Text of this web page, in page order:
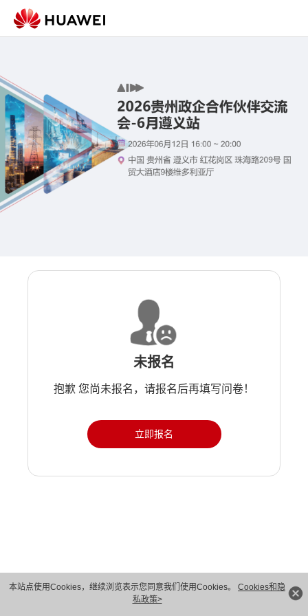
本站点使用Cookies，继续浏览表示您同意我们使用Cookies。 Cookies和隐
私政策>
未报名
抱歉 您尚未报名，请报名后再填写问卷！
立即报名
版权所有 © 华为技术有限公司 1998-2026。 保留一切权利。粤A2-20044005号
隐私保护
法律声明